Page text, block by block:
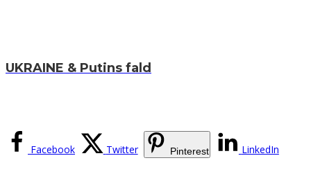
UKRAINE & Putins fald
Facebook Twitter Pinterest LinkedIn